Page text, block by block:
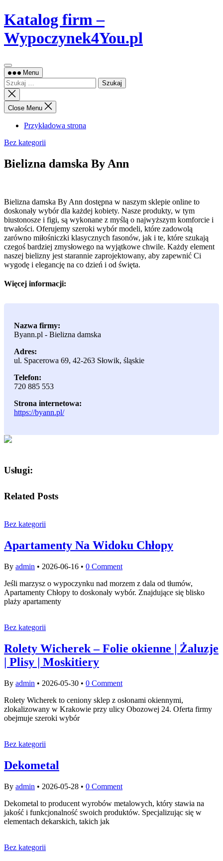
Skip
to
content
Katalog firm –
Wypoczynek4You.pl
Menu
Szukaj:
Close
search
Close Menu
Przykładowa strona
Bez kategorii
Bielizna damska By Ann
Bielizna damska By Ann dostępna w naszym sklepie online to
doskonały wybór dla każdej kobiety. Nasze produkty, w tym
biustonosze i figi, są wykonane z myślą o najwyższym komforcie i
trwałości. Oferujemy szeroki wybór modeli, które zadowolą
zarówno miłośniczki klasycznych fasonów, jak i te, które szukają
czegoś bardziej zmysłowego na wyjątkowe chwile. Każdy element
naszej bielizny jest starannie zaprojektowany, aby zapewnić Ci
wygodę i elegancję na co dzień i od święta.
Więcej informacji:
Nazwa firmy:
Byann.pl - Bielizna damska
Adres:
ul. Spacerowa 69, 42-263 Słowik, śląskie
Telefon:
720 885 553
Strona internetowa:
https://byann.pl/
Usługi:
Related Posts
Bez kategorii
Apartamenty Na Widoku Chłopy
By admin • 2026-06-16 • 0 Comment
Jeśli marzysz o wypoczynku nad morzem z dala od tłumów,
Apartamenty Chłopy to doskonały wybór. Znajdujące się blisko
plaży apartamenty
Bez kategorii
Rolety Wicherek – Folie okienne | Żaluzje
| Plisy | Moskitiery
By admin • 2026-05-30 • 0 Comment
Rolety Wicherek to ceniony sklep z osłonami okiennymi,
zlokalizowany w Krakowie przy ulicy Obozowej 24. Oferta firmy
obejmuje szeroki wybór
Bez kategorii
Dekometal
By admin • 2026-05-28 • 0 Comment
Dekometal to producent wyrobów metalowych, który stawia na
jakość i funkcjonalność swoich produktów. Specjalizując się w
elementach dekarskich, takich jak
Bez kategorii